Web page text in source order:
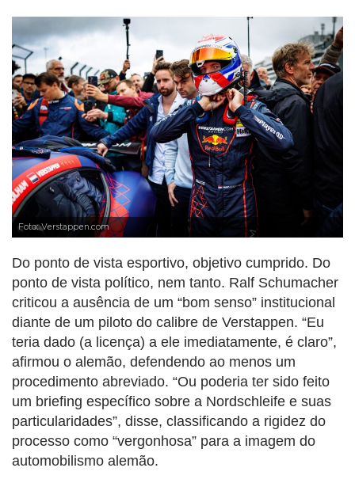
Foto: Verstappen.com
Do ponto de vista esportivo, objetivo cumprido. Do
ponto de vista político, nem tanto. Ralf Schumacher
criticou a ausência de um “bom senso” institucional
diante de um piloto do calibre de Verstappen. “Eu
teria dado (a licença) a ele imediatamente, é claro”,
afirmou o alemão, defendendo ao menos um
procedimento abreviado. “Ou poderia ter sido feito
um briefing específico sobre a Nordschleife e suas
particularidades”, disse, classificando a rigidez do
processo como “vergonhosa” para a imagem do
automobilismo alemão.